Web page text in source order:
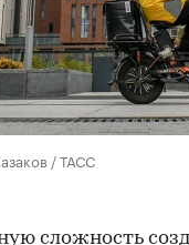
/ ТАСС
сложность